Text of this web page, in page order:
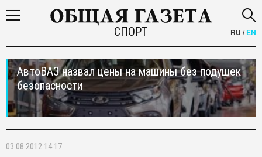
СПОРТ RU /EN
АвтоВАЗ назвал цены на машины без подушек
безопасности
03.08.2012 14:17